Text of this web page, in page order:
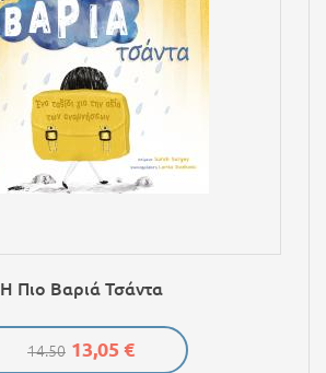
Η Πιο Βαριά Τσάντα
14.50 13,05 €